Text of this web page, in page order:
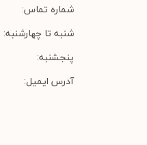
شماره تماس:
شنبه تا چهارشنبه:
پنجشنبه:
آدرس ایمیل: